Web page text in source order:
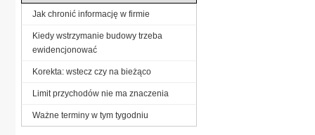
Jak chronić informację w firmie
Kiedy wstrzymanie budowy trzeba
ewidencjonować
Korekta: wstecz czy na bieżąco
Limit przychodów nie ma znaczenia
Ważne terminy w tym tygodniu